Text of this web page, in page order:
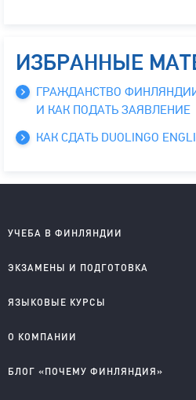
ИЗБРАННЫЕ
ГРАЖДАНСТВО
И КАК ПОДАТЬ ЗАЯВЛЕНИЕ
КАК СДАТЬ DUOLINGO
УЧЕБА В ФИНЛЯНДИИ
Колледжи на английском
Колледжи на финском
ЭКЗАМЕНЫ И ПОДГОТОВКА
YKI подготовка и регистрация
ЯЗЫКОВЫЕ КУРСЫ
Английский для школьников
Английский для взрослых
О КОМПАНИИ
Правовые документы
БЛОГ «ПОЧЕМУ ФИНЛЯНДИЯ»